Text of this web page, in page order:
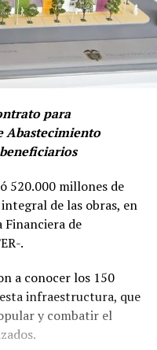
para
Abastecimiento
millones de
de las obras, en
de
.
conocer los 150
infraestructura, que
y combatir el